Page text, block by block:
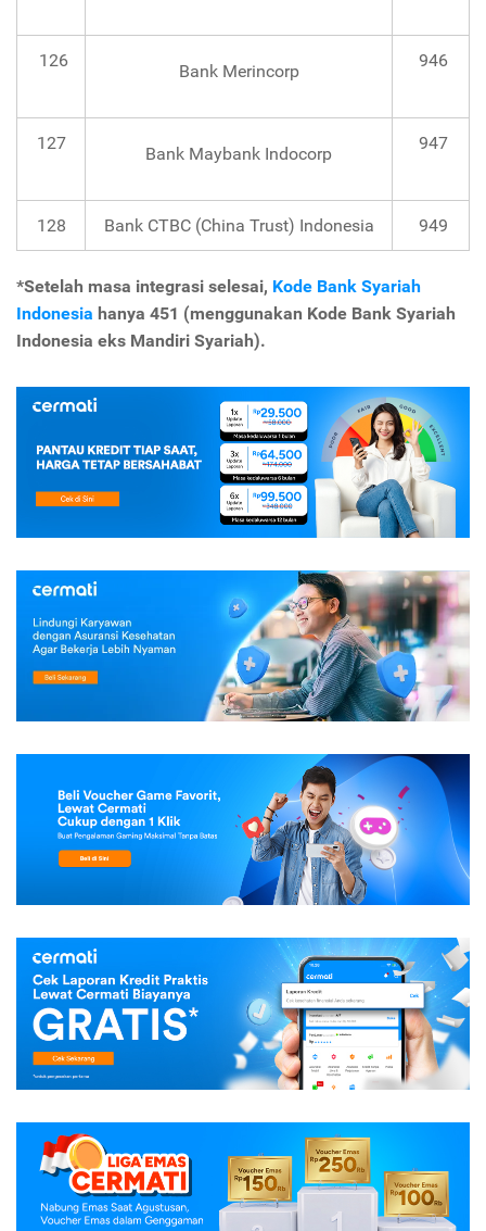
126
Bank Merincorp
946
127
Bank Maybank Indocorp
947
128 Bank CTBC (China Trust) Indonesia 949
*Setelah masa integrasi selesai, Kode Bank Syariah
Indonesia hanya 451 (menggunakan Kode Bank Syariah
Indonesia eks Mandiri Syariah).